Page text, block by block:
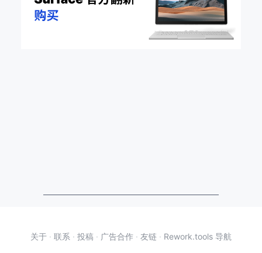
关于 · 联系 · 投稿 · 广告合作 · 友链 · Rework.tools 导航